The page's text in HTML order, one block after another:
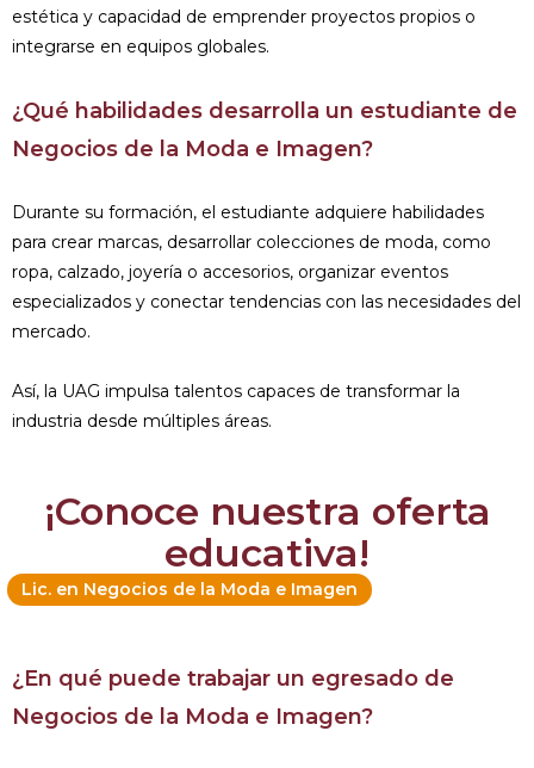
estética y capacidad de emprender proyectos propios o
integrarse en equipos globales.
¿Qué habilidades desarrolla un estudiante de
Negocios de la Moda e Imagen?
Durante su formación, el estudiante adquiere habilidades
para crear marcas, desarrollar colecciones de moda, como
ropa, calzado, joyería o accesorios, organizar eventos
especializados y conectar tendencias con las necesidades del
mercado.
Así, la UAG impulsa talentos capaces de transformar la
industria desde múltiples áreas.
¡Conoce nuestra oferta
educativa!
Lic. en Negocios de la Moda e Imagen
¿En qué puede trabajar un egresado de
Negocios de la Moda e Imagen?